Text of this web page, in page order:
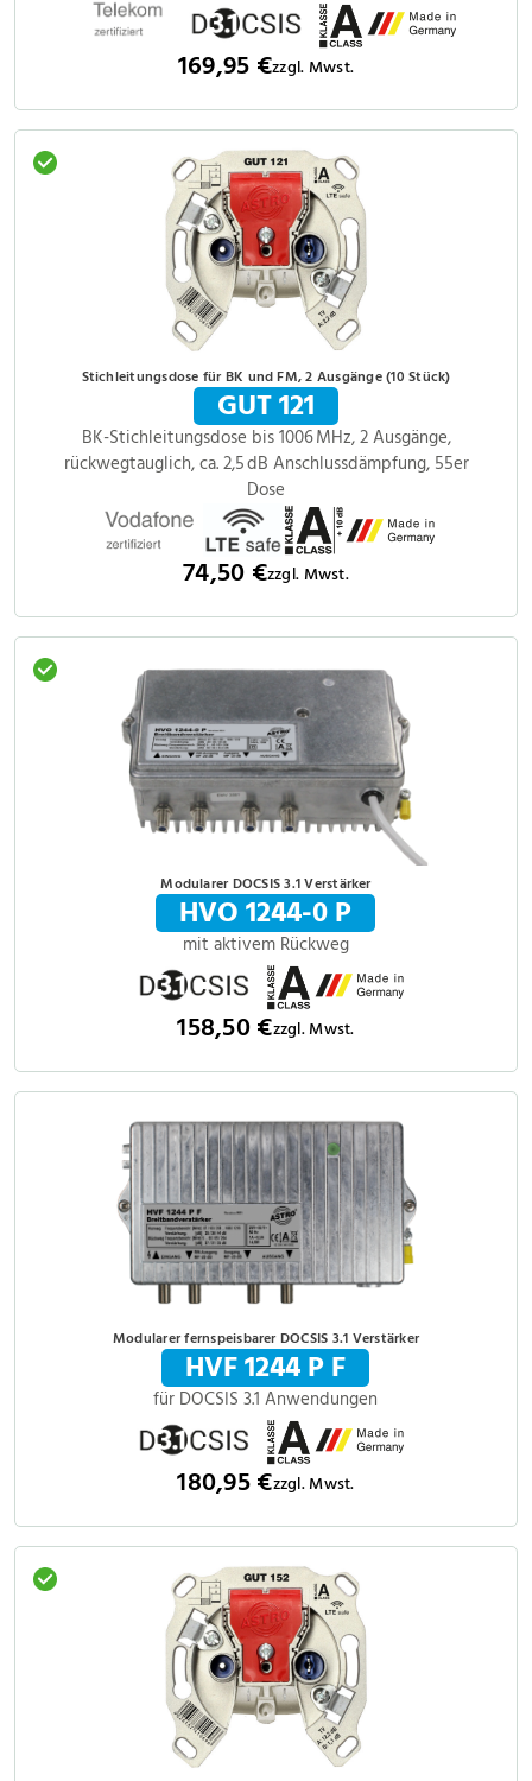
169,95 €zzgl. Mwst.
Stichleitungsdose für BK und FM, 2 Ausgänge (10 Stück)
GUT 121
BK-Stichleitungsdose bis 1006 MHz, 2 Ausgänge,
rückwegtauglich, ca. 2,5 dB Anschlussdämpfung, 55er
Dose
74,50 €zzgl. Mwst.
Modularer DOCSIS 3.1 Verstärker
HVO 1244-0 P
mit aktivem Rückweg
158,50 €zzgl. Mwst.
Modularer fernspeisbarer DOCSIS 3.1 Verstärker
HVF 1244 P F
für DOCSIS 3.1 Anwendungen
180,95 €zzgl. Mwst.